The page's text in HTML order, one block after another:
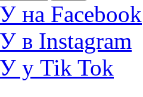
на Facebook
в Instagram
у Tik Tok